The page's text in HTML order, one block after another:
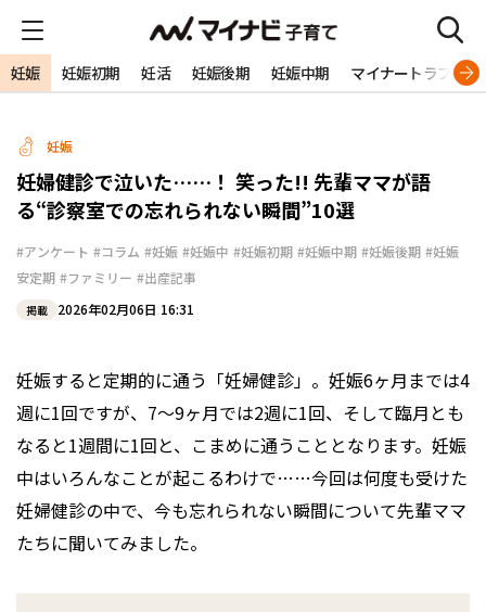
妊娠 妊娠初期 妊活 妊娠後期 妊娠中期 マイナートラブル
妊娠
妊婦健診で泣いた……！ 笑った!! 先輩ママが語
る“診察室での忘れられない瞬間”10選
#アンケート #コラム #妊娠 #妊娠中 #妊娠初期 #妊娠中期 #妊娠後期 #妊娠
安定期 #ファミリー #出産記事
掲載 2026年02月06日 16:31
妊娠すると定期的に通う「妊婦健診」。妊娠6ヶ月までは4
週に1回ですが、7〜9ヶ月では2週に1回、そして臨月とも
なると1週間に1回と、こまめに通うこととなります。妊娠
中はいろんなことが起こるわけで……今回は何度も受けた
妊婦健診の中で、今も忘れられない瞬間について先輩ママ
たちに聞いてみました。